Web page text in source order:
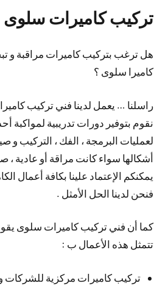
تركيب كاميرات سلوى
هل ترغب بتركيب كاميرات مراقبة و
كاميرا سلوى ؟
راسلنا … يعمل لدينا فني تركيب
نقوم بتوفير دورات تدريبية لمواكبة
لعمليات البرمجة ، الفك ، التركيب و
أشكالها سواء كانت مراقة أو عادية ،
يمكنكم الإعتماد علينا بكافة أعمال
فنحن لدينا الحل الأمثل .
كما أن فني تركيب كاميرات سلوى
تتمثل هذه الأعمال ب :
تركيب كاميرات مركزية للشركات